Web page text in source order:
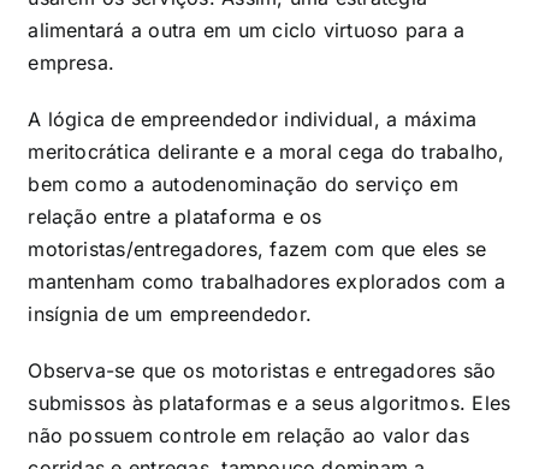
alimentará a outra em um ciclo virtuoso para a
empresa.
A lógica de empreendedor individual, a máxima
meritocrática delirante e a moral cega do trabalho,
bem como a autodenominação do serviço em
relação entre a plataforma e os
motoristas/entregadores, fazem com que eles se
mantenham como trabalhadores explorados com a
insígnia de um empreendedor.
Observa-se que os motoristas e entregadores são
submissos às plataformas e a seus algoritmos. Eles
não possuem controle em relação ao valor das